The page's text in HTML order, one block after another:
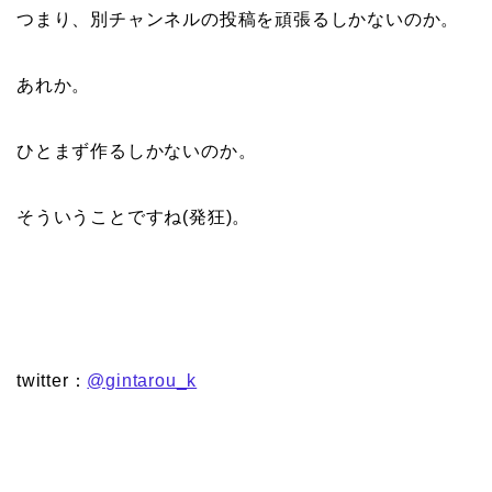
つまり、別チャンネルの投稿を頑張るしかないのか。
あれか。
ひとまず作るしかないのか。
そういうことですね(発狂)。
twitter： @gintarou_k